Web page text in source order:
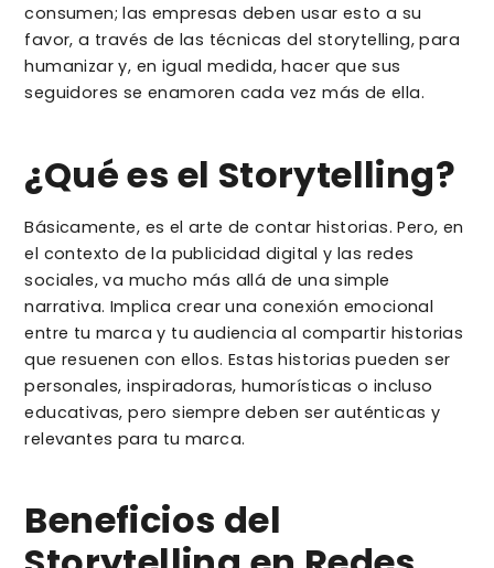
consumen; las empresas deben usar esto a su
favor, a través de las técnicas del storytelling, para
humanizar y, en igual medida, hacer que sus
seguidores se enamoren cada vez más de ella.
¿Qué es el Storytelling?
Básicamente, es el arte de contar historias. Pero, en
el contexto de la publicidad digital y las redes
sociales, va mucho más allá de una simple
narrativa. Implica crear una conexión emocional
entre tu marca y tu audiencia al compartir historias
que resuenen con ellos. Estas historias pueden ser
personales, inspiradoras, humorísticas o incluso
educativas, pero siempre deben ser auténticas y
relevantes para tu marca.
Beneficios del